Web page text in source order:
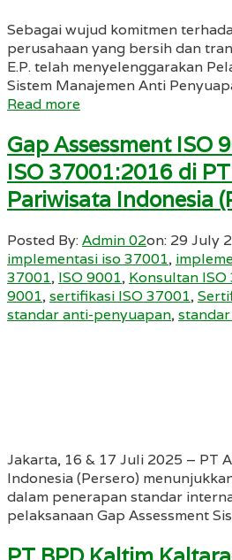
Sebagai wujud komitmen
perusahaan yang bersih dan
E.P. telah menyelenggarakan
Sistem Manajemen Anti
Read more
Gap Assessment ISO
ISO 37001:2016 di
Pariwisata Indonesia
Posted By:Admin 02on: 29 July
implementasi iso 37001,
37001, ISO 9001, Konsultan ISO
9001,sertifikasi ISO 37001,
standar anti-penyuapan,
Jakarta, 16 & 17 Juli 2025 – PT
Indonesia (Persero)
dalam penerapan standar
pelaksanaan Gap Assessment